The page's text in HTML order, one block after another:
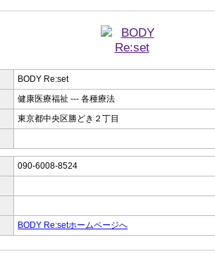
BODY Re:set
健康医療福祉 --- 各種療法
東京都中央区勝どき２丁目
090-6008-8524
BODY Re:setホームページへ